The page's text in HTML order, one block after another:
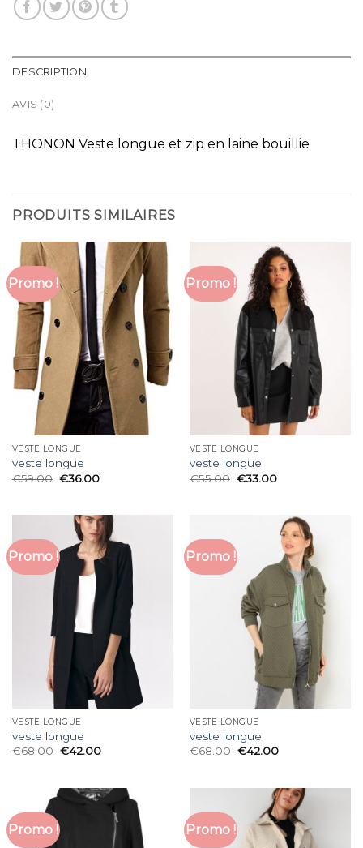
DESCRIPTION
AVIS (0)
THONON Veste longue et zip en laine bouillie
PRODUITS SIMILAIRES
Promo !
VESTE LONGUE
veste longue
€59.00 €36.00
Promo !
VESTE LONGUE
veste longue
€55.00 €33.00
Promo !
VESTE LONGUE
veste longue
€68.00 €42.00
Promo !
VESTE LONGUE
veste longue
€68.00 €42.00
Promo ! Promo !